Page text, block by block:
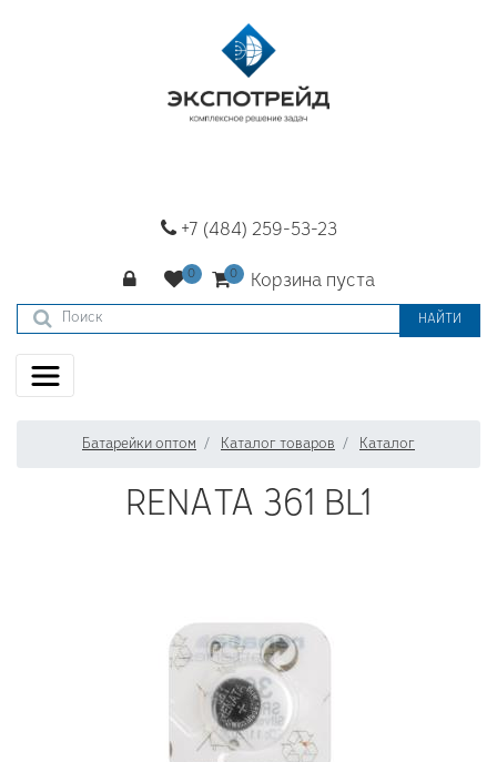
+7 (484) 259-53-23
Корзина пуста
НАЙТИ
Батарейки оптом Каталог товаров Каталог
RENATA 361 BL1